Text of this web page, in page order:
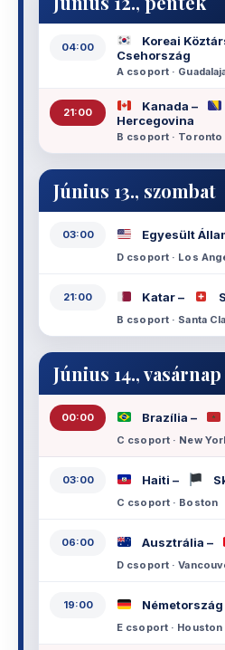
04:00
Koreai
Csehország
A csoport ·
21:00 Kanada –
Hercegovina
B csoport · Toronto
Június 13., szombat
03:00 Egyesült
D csoport · Los
21:00 Katar –
B csoport · Santa
Június 14., vasárnap
00:00 Brazília –
C csoport · New
03:00 Haiti –
C csoport · Boston
06:00 Ausztrália –
D csoport ·
19:00 Németország
E csoport · Houston